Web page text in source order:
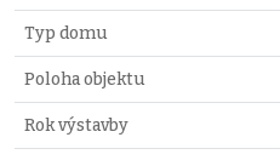
Typ domu
Poloha objektu
Rok výstavby